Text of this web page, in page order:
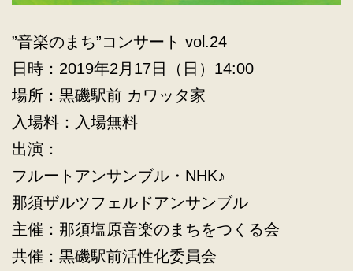
”音楽のまち”コンサート vol.24
日時：2019年2月17日（日）14:00
場所：黒磯駅前 カワッタ家
入場料：入場無料
出演：
フルートアンサンブル・NHK♪
那須ザルツフェルドアンサンブル
主催：那須塩原音楽のまちをつくる会
共催：黒磯駅前活性化委員会